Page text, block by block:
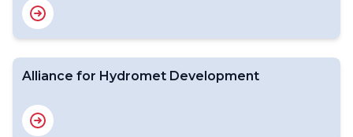
Alliance for Hydromet Development